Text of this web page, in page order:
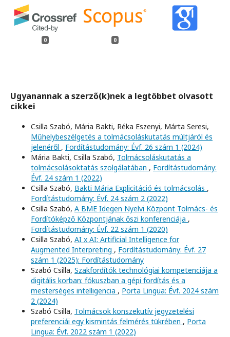
0 0
Ugyanannak a szerző(k)nek a legtöbbet olvasott
cikkei
Csilla Szabó, Mária Bakti, Réka Eszenyi, Márta Seresi,
Műhelybeszélgetés a tolmácsoláskutatás múltjáról és
jelenéről , Fordítástudomány: Évf. 26 szám 1 (2024)
Mária Bakti, Csilla Szabó, Tolmácsoláskutatás a
tolmácsolásoktatás szolgálatában , Fordítástudomány:
Évf. 24 szám 1 (2022)
Csilla Szabó, Bakti Mária Explicitáció és tolmácsolás ,
Fordítástudomány: Évf. 24 szám 2 (2022)
Csilla Szabó, A BME Idegen Nyelvi Központ Tolmács- és
Fordítóképző Központjának őszi konferenciája ,
Fordítástudomány: Évf. 22 szám 1 (2020)
Csilla Szabó, AI x AI: Artificial Intelligence for
Augmented Interpreting , Fordítástudomány: Évf. 27
szám 1 (2025): Fordítástudomány
Szabó Csilla, Szakfordítók technológiai kompetenciája a
digitális korban: fókuszban a gépi fordítás és a
mesterséges intelligencia , Porta Lingua: Évf. 2024 szám
2 (2024)
Szabó Csilla, Tolmácsok konszekutív jegyzetelési
preferenciái egy kismintás felmérés tükrében , Porta
Lingua: Évf. 2022 szám 1 (2022)